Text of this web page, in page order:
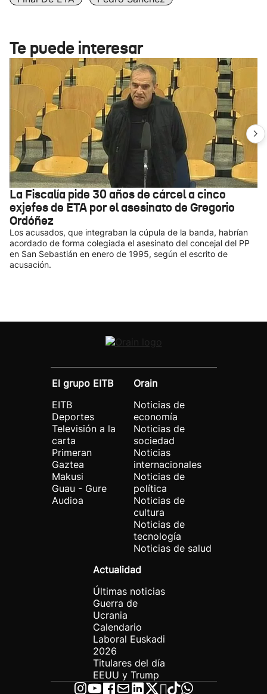
Te puede interesar
La Fiscalía pide 30 años de cárcel a cinco
exjefes de ETA por el asesinato de Gregorio
Ordóñez
Los acusados, que integraban la cúpula de la banda, habrían
acordado de forma colegiada el asesinato del concejal del PP
en San Sebastián en enero de 1995, según el escrito de
acusación.
El grupo EITB
EITB
Deportes
Televisión a la
carta
Primeran
Gaztea
Makusi
Guau - Gure
Audioa
Orain
Noticias de
economía
Noticias de
sociedad
Noticias
internacionales
Noticias de
política
Noticias de
cultura
Noticias de
tecnología
Noticias de salud
Actualidad
Últimas noticias
Guerra de
Ucrania
Calendario
Laboral Euskadi
2026
Titulares del día
EEUU y Trump